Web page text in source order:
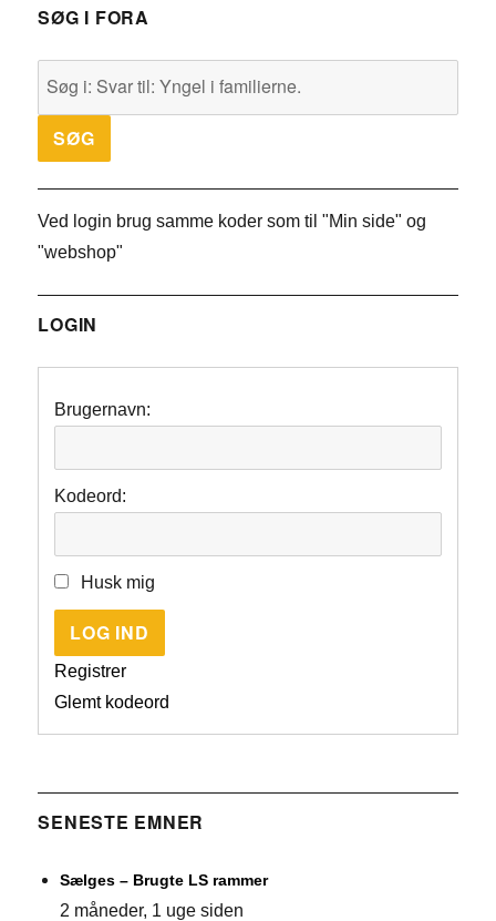
SØG I FORA
Ved login brug samme koder som til "Min side" og
"webshop"
LOGIN
Brugernavn:
Kodeord:
Husk mig
LOG IND
Registrer
Glemt kodeord
SENESTE EMNER
Sælges – Brugte LS rammer
2 måneder, 1 uge siden